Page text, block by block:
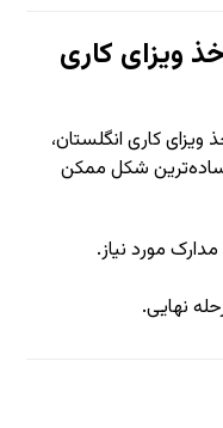
ویزای کاری
ویزای کاری انگلستان،
ساده‌ترین شکل ممکن
مورد نیاز.
نهایی.